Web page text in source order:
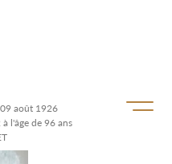
Ouvrir/
août 1926
l'âge de 96 ans